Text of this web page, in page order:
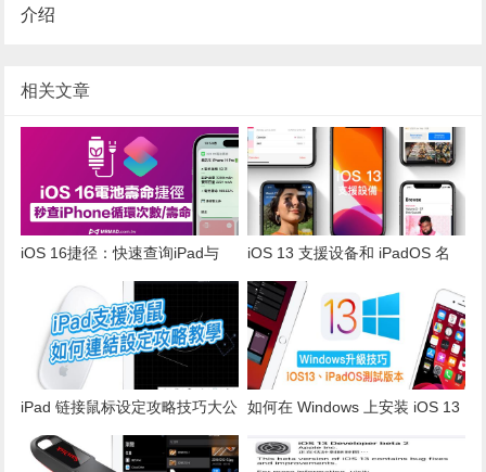
介绍
相关文章
iOS 16捷径：快速查询iPad与
iPhone电池循环次数的实用脚本
iOS 13 支援设备和 iPadOS 名
单整理，旧款 iPhone 6s 和
iPad Air 2 以上才能支援
iPad 链接鼠标设定攻略技巧大公
开，支援 iOS 13 和 iPadOS 以
如何在 Windows 上安装 iOS 13
Beta 和 iPadOS Beta 攻略教学